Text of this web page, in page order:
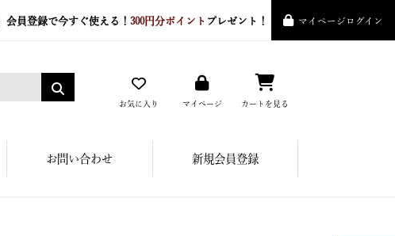
会員登録で今すぐ使える！ 300円分ポイント プレゼント！ マイページログイン
お気に入り マイページ カートを見る
お問い合わせ 新規会員登録